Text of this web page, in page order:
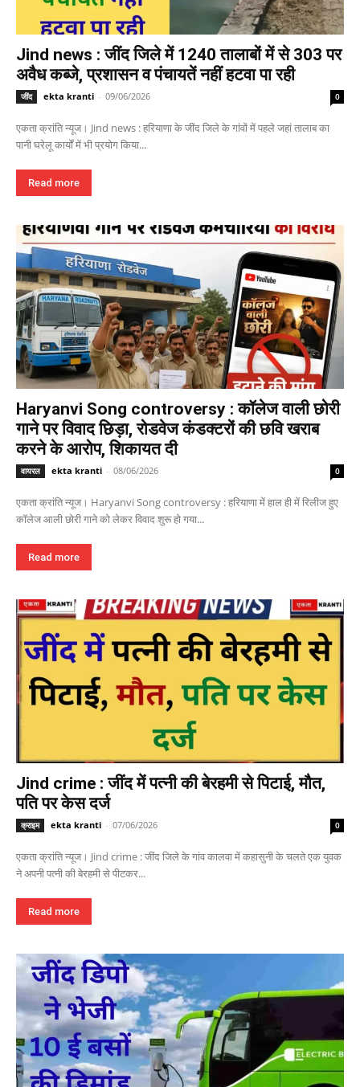
Jind news : जींद जिले में 1240 तालाबों में से 303 पर
अवैध कब्जे, प्रशासन व पंचायतें नहीं हटवा पा रही
जींद ekta kranti - 09/06/2026 0
एकता क्रांति न्यूज। Jind news : हरियाणा के जींद जिले के गांवों में पहले जहां तालाब का
पानी घरेलू कार्यों में भी प्रयोग किया...
Read more
Haryanvi Song controversy : कॉलेज वाली छोरी
गाने पर विवाद छिड़ा, रोडवेज कंडक्टरों की छवि खराब
करने के आरोप, शिकायत दी
वायरल ekta kranti - 08/06/2026 0
एकता क्रांति न्यूज। Haryanvi Song controversy : हरियाणा में हाल ही में रिलीज हुए
कॉलेज आली छोरी गाने को लेकर विवाद शुरू हो गया...
Read more
Jind crime : जींद में पत्नी की बेरहमी से पिटाई, मौत,
पति पर केस दर्ज
क्राइम ekta kranti - 07/06/2026 0
एकता क्रांति न्यूज। Jind crime : जींद जिले के गांव कालवा में कहासुनी के चलते एक युवक
ने अपनी पत्नी की बेरहमी से पीटकर...
Read more